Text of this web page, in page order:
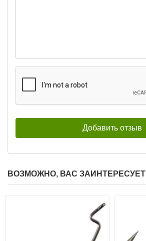
₽
Длина приманки: 75 мм
ВОЗМОЖНО, ВАС ЗАИНТЕРЕСУЕТ